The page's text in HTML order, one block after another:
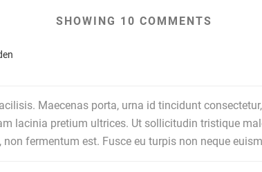
SHOWING 10 COMMENTS
Maecenas porta, urna id tincidunt
lacinia pretium ultrices. Ut sollicitudin tristique
fermentum est. Fusce eu turpis non neque